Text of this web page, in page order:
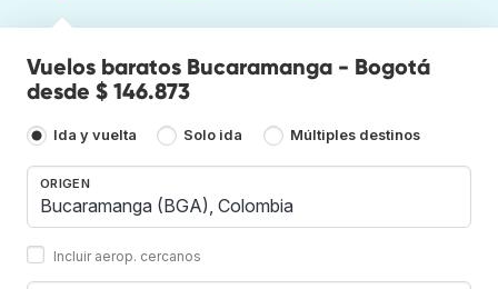
Vuelos baratos Bucaramanga - Bogotá
desde $ 146.873
Ida y vuelta Solo ida Múltiples destinos
ORIGEN
Incluir aerop. cercanos